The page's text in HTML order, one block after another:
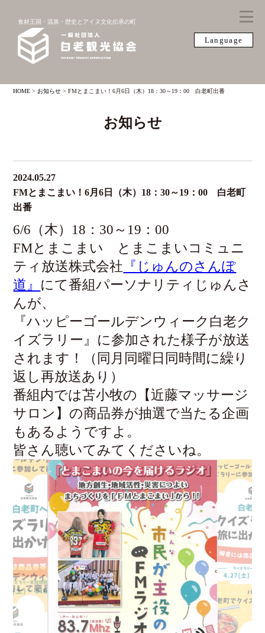
Language
食材王国・温泉・歴史とアイヌ文化伝承の町
HOME >お知らせ >FMとまこまい！6月6日（木）18：30～19：00 白老町出番
お知らせ
2024.05.27
FMとまこまい！6月6日（木）18：30～19：00 白老町
出番
6/6（木）18：30～19：00
FMとまこまい とまこまいコミュニ
ティ放送株式会社 『じゅんのさんぽ
道』 にて番組パーソナリティじゅんさ
んが、
『ハッピーゴールデンウィーク白老ク
イズラリー』に参加された様子が放送
されます！（同月同曜日同時間に繰り
返し再放送あり）
番組内では苫小牧の【近藤マッサージ
サロン】の商品券が抽選で当たる企画
もあるようですよ。
皆さん聴いてみてくださいね。